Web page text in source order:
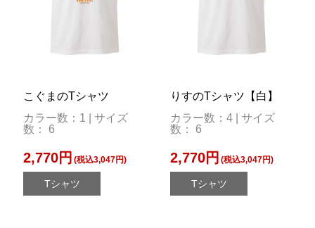
こぐまのTシャツ
カラー数：1 | サイズ
数： 6
2,770円 (税込3,047円)
Tシャツ
りすのTシャツ【白】
カラー数：4 | サイズ
数： 6
2,770円 (税込3,047円)
Tシャツ